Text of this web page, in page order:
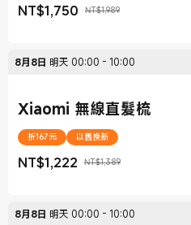
NT$1,750
現價 NT$1,750 NT$1,989
銷售價格 NT$1,989
8月8日 明天 00:00 - 10:00
Xiaomi 無線直髮梳
折167元 以舊換新
NT$1,222
現價 NT$1,222 NT$1,389
銷售價格 NT$1,389
8月8日 明天 00:00 - 10:00